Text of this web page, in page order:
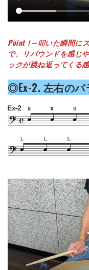
Point！─叩いた瞬間に
で、リバウンドを感じ
ックが跳ね返ってくる
◎Ex-2. 左右のバ